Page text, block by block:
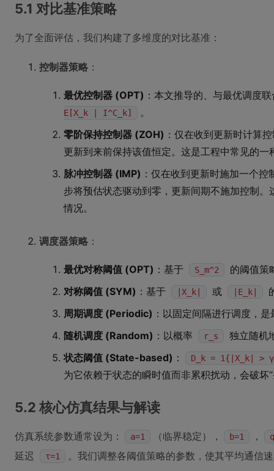
5.1 对比基准策略
为了全面评估，我们构建了多维度的对比基准：
控制器策略 ：
最优控制器 (OPT) ：本文推导的、与最优调度
E[X_k | I^C_k]
。
零阶保持控制器 (ZOH) ：仅在收到更新时计算
更新到来前保持该值恒定。这是工程中常见的一
脉冲控制器 (IMP) ：仅在收到更新时施加一个
步将预估状态驱动到零，更新间期不施加控制
情况。
调度器策略 ：
最优对称阈值 (OPT) ：基于 S_m^2
的阈值策
对称阈值 (SYM) ：基于 |X_k| 或 |E_k|
周期调度 (Periodic) ：以固定间隔进行调度，
随机调度 (Random) ：以概率 r_s
独立随机
状态阈值 (State-based) ： D_k = 1{|X_k| >
为它依赖于状态的瞬时值而非累积扰动，会破坏
5.2 核心仿真结果与解读
仿真系统参数通常设为： a=1 （临界稳定）， b=1 ，
延迟 τ=1 。我们调整各阈值策略的参数，使其平均通信